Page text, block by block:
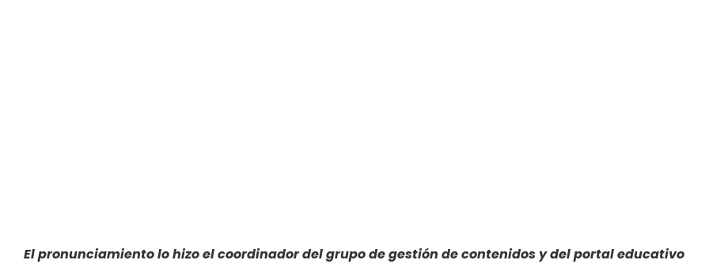
El pronunciamiento lo hizo el coordinador del grupo de gestión de contenidos y del portal educativo